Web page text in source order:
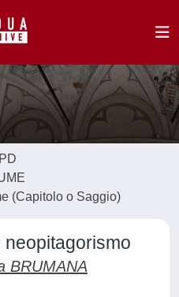
(Capitolo o Saggio)
BRUMANA